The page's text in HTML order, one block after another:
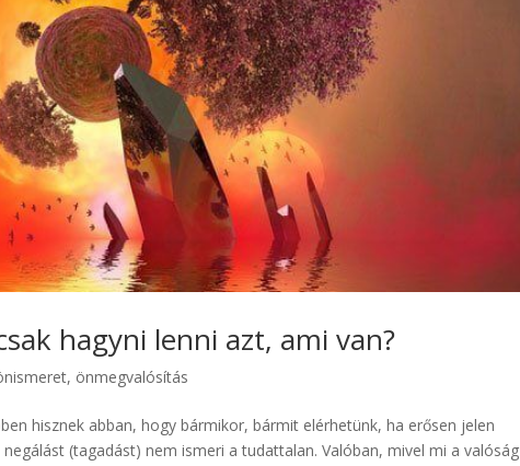
hagyni lenni azt, ami van?
önmegvalósítás
hisznek abban, hogy bármikor, bármit elérhetünk, ha erősen jelen
(tagadást) nem ismeri a tudattalan. Valóban, mivel mi a valóság